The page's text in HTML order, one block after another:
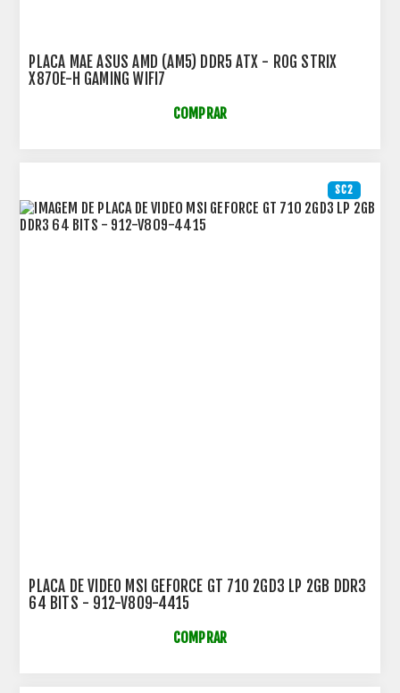
PLACA MAE ASUS AMD (AM5) DDR5 ATX - ROG STRIX
X870E-H GAMING WIFI7
COMPRAR
SC2
PLACA DE VIDEO MSI GEFORCE GT 710 2GD3 LP 2GB DDR3
64 BITS - 912-V809-4415
COMPRAR